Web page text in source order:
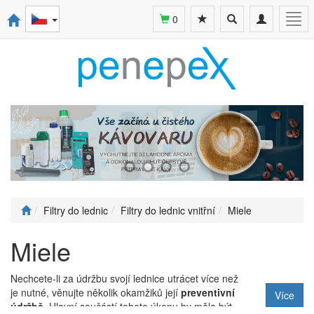
Toggle
navigation
Toggle
search
0
Filtry do lednic Filtry do lednic vnitřní Miele
Miele
Nechcete-li za údržbu svojí lednice utrácet více než
je nutné, věnujte několik okamžiků její preventivní
údržbě . Hlavní součástí tohoto úkonu by měla být
Více